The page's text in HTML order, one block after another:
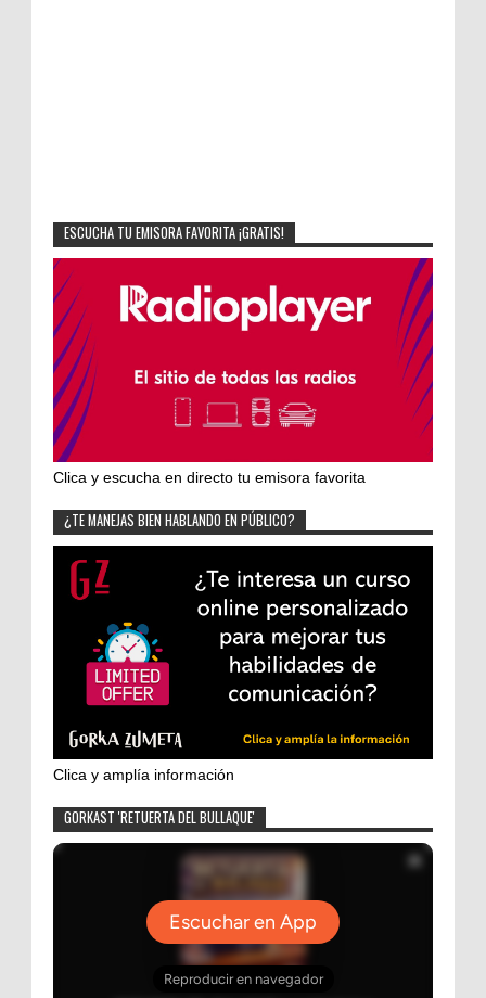
ESCUCHA TU EMISORA FAVORITA ¡GRATIS!
Clica y escucha en directo tu emisora favorita
¿TE MANEJAS BIEN HABLANDO EN PÚBLICO?
Clica y amplía información
GORKAST 'RETUERTA DEL BULLAQUE'